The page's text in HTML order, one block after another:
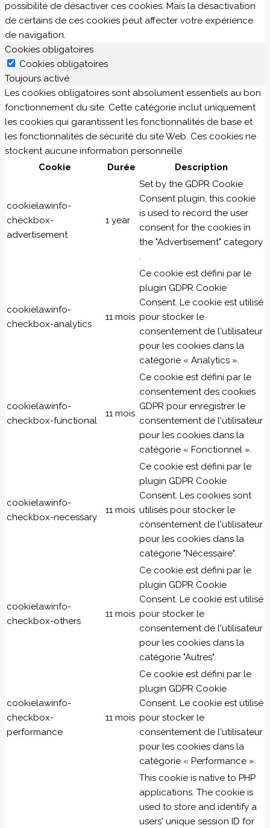
possibilité de désactiver ces cookies. Mais la désactivation
de certains de ces cookies peut affecter votre expérience
de navigation.
Cookies obligatoires
Cookies obligatoires
Toujours activé
Les cookies obligatoires sont absolument essentiels au bon
fonctionnement du site. Cette catégorie inclut uniquement
les cookies qui garantissent les fonctionnalités de base et
les fonctionnalités de sécurité du site Web. Ces cookies ne
stockent aucune information personnelle.
Cookie
Durée Description
cookielawinfo-
checkbox-
advertisement
1 year
Set by the GDPR Cookie
Consent plugin, this cookie
is used to record the user
consent for the cookies in
the "Advertisement" category
.
cookielawinfo-
checkbox-analytics
11 mois
Ce cookie est défini par le
plugin GDPR Cookie
Consent. Le cookie est utilisé
pour stocker le
consentement de l'utilisateur
pour les cookies dans la
catégorie « Analytics ».
cookielawinfo-
checkbox-functional
11 mois
Ce cookie est défini par le
consentement des cookies
GDPR pour enregistrer le
consentement de l'utilisateur
pour les cookies dans la
catégorie « Fonctionnel ».
cookielawinfo-
checkbox-necessary
11 mois
Ce cookie est défini par le
plugin GDPR Cookie
Consent. Les cookies sont
utilisés pour stocker le
consentement de l'utilisateur
pour les cookies dans la
catégorie "Nécessaire".
cookielawinfo-
checkbox-others
11 mois
Ce cookie est défini par le
plugin GDPR Cookie
Consent. Le cookie est utilisé
pour stocker le
consentement de l'utilisateur
pour les cookies dans la
catégorie "Autres".
cookielawinfo-
checkbox-
performance
11 mois
Ce cookie est défini par le
plugin GDPR Cookie
Consent. Le cookie est utilisé
pour stocker le
consentement de l'utilisateur
pour les cookies dans la
catégorie « Performance ».
This cookie is native to PHP
applications. The cookie is
used to store and identify a
users' unique session ID for